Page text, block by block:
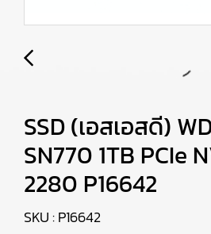
SSD (เอสเอสดี)
SN770 1TB PCIe
2280 P16642
SKU : P16642